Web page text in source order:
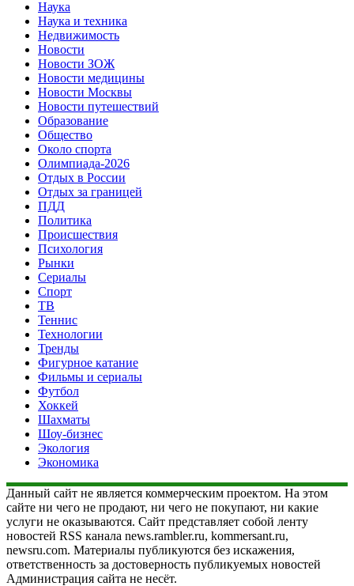
Наука
Наука и техника
Недвижимость
Новости
Новости ЗОЖ
Новости медицины
Новости Москвы
Новости путешествий
Образование
Общество
Около спорта
Олимпиада-2026
Отдых в России
Отдых за границей
ПДД
Политика
Происшествия
Психология
Рынки
Сериалы
Спорт
ТВ
Теннис
Технологии
Тренды
Фигурное катание
Фильмы и сериалы
Футбол
Хоккей
Шахматы
Шоу-бизнес
Экология
Экономика
Данный сайт не является коммерческим проектом. На этом
сайте ни чего не продают, ни чего не покупают, ни какие
услуги не оказываются. Сайт представляет собой ленту
новостей RSS канала news.rambler.ru, kommersant.ru,
newsru.com. Материалы публикуются без искажения,
ответственность за достоверность публикуемых новостей
Администрация сайта не несёт.